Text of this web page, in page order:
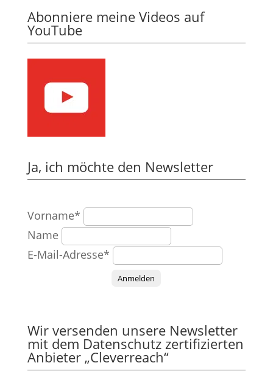
Abonniere meine Videos auf
YouTube
Ja, ich möchte den Newsletter
Vorname*
Name
E-Mail-Adresse*
Anmelden
Wir versenden unsere Newsletter
mit dem Datenschutz zertifizierten
Anbieter „Cleverreach“